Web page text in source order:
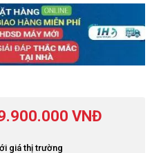
VNĐ
giá thị trường